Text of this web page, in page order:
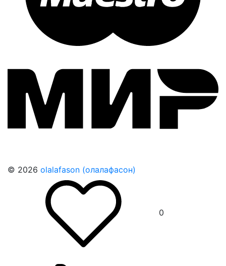
© 2026 olalafason (олалафасон)
0